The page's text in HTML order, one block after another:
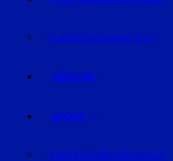
BUNDESTAGSWAHL 2017
VEREINE
SPORT
EISHOCKEY/INLINEHOCKEY